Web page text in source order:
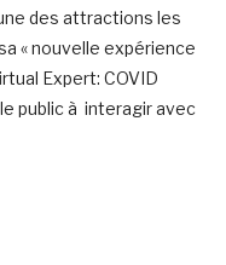
des attractions les
« nouvelle expérience
Expert: COVID
public à interagir avec